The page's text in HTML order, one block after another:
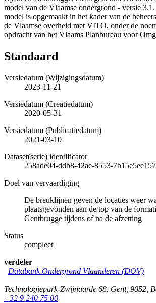
model van de Vlaamse ondergrond - versie
model is opgemaakt in het kader van de
de Vlaamse overheid met VITO, onder de
opdracht van het Vlaams Planbureau voor
Standaard
Versiedatum (Wijzigingsdatum)
2023-11-21
Versiedatum (Creatiedatum)
2020-05-31
Versiedatum (Publicatiedatum)
2021-03-10
Dataset(serie) identificator
258ade04-ddb8-42ae-8553-
Doel van vervaardiging
De breuklijnen geven de locaties weer
plaatsgevonden aan de top van de
Gentbrugge tijdens of na de afzetting
Status
compleet
verdeler
Databank Ondergrond Vlaanderen (DOV)
Technologiepark-Zwijnaarde 68 Gent, 9052
+32 9 240 75 00